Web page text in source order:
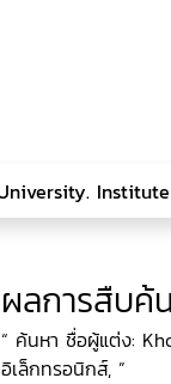
ผลการสืบค้
“ ค้นหา ชื่อผู้แต่ง:
อิเล็กทรอนิกส์, ”